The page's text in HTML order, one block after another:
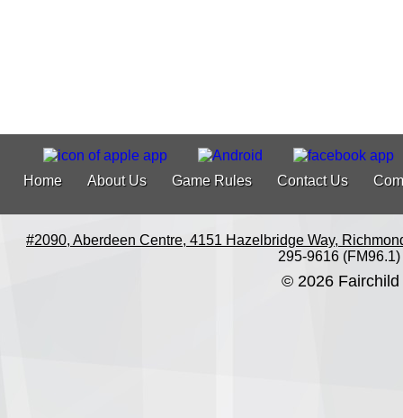
Home About Us Game Rules Contact Us
#2090, Aberdeen Centre, 4151 Hazelbridge Way,
295-9616 (FM96.1)
© 2026 Fairchild